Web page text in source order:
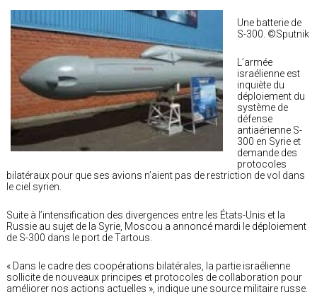
Une batterie de
S-300. ©Sputnik
L’armée
israélienne est
inquiète du
déploiement du
système de
défense
antiaérienne S-
300 en Syrie et
demande des
protocoles
bilatéraux pour que ses avions n’aient pas de restriction de vol dans
le ciel syrien.
Suite à l’intensification des divergences entre les États-Unis et la
Russie au sujet de la Syrie, Moscou a annoncé mardi le déploiement
de S-300 dans le port de Tartous.
« Dans le cadre des coopérations bilatérales, la partie israélienne
sollicite de nouveaux principes et protocoles de collaboration pour
améliorer nos actions actuelles », indique une source militaire russe.